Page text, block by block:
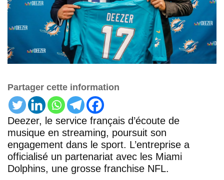
Partager cette information
Deezer, le service français d’écoute de
musique en streaming, poursuit son
engagement dans le sport. L’entreprise a
officialisé un partenariat avec les Miami
Dolphins, une grosse franchise NFL.